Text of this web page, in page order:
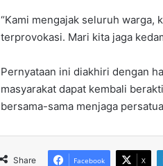
“Kami mengajak seluruh warga,
terprovokasi. Mari kita jaga
Pernyataan ini diakhiri dengan
masyarakat dapat kembali
bersama-sama menjaga
Share Facebook X